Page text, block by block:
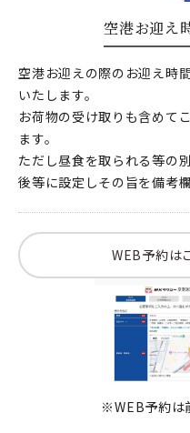
空港お迎え
空港お迎えの際のお迎え時
いたします。
お荷物の受け取りも含めて
ます。
ただし昼食を取られる等の
後等に設定しその旨を備考
WEB予約は
※WEB予約は